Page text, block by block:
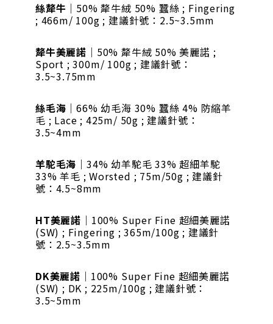
絲犛牛 ｜50% 犛牛絨 50% 蠶絲 ; Fingering
; 466m/ 100g ; 建議針號：2.5~3.5mm
犛牛美麗諾 ｜50% 犛牛絨 50% 美麗諾 ;
Sport ; 300m/ 100g ; 建議針號：
3.5~3.75mm
絲毛海 ｜66% 幼毛海 30% 蠶絲 4% 防縮羊
毛 ; Lace ; 425m/ 50g ; 建議針號：
3.5~4mm
羊駝毛海 ｜34% 幼羊駝毛 33% 超細羊駝
33% 羊毛 ; Worsted ; 75m/50g ; 建議針
號：4.5~8mm
HT美麗諾 ｜100% Super Fine 超細美麗諾
(SW) ; Fingering ; 365m/100g ; 建議針
號：2.5~3.5mm
DK美麗諾 ｜100% Super Fine 超細美麗諾
(SW) ; DK ; 225m/100g ; 建議針號：
3.5~5mm